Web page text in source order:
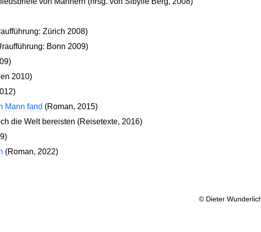
Zürich 2008)
Bonn 2009)
2010)
Mann fand (Roman, 2015)
die Welt bereisten (Reisetexte, 2016)
(Roman, 2022)
© Dieter